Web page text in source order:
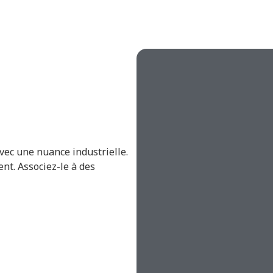
une nuance industrielle.
Associez-le à des